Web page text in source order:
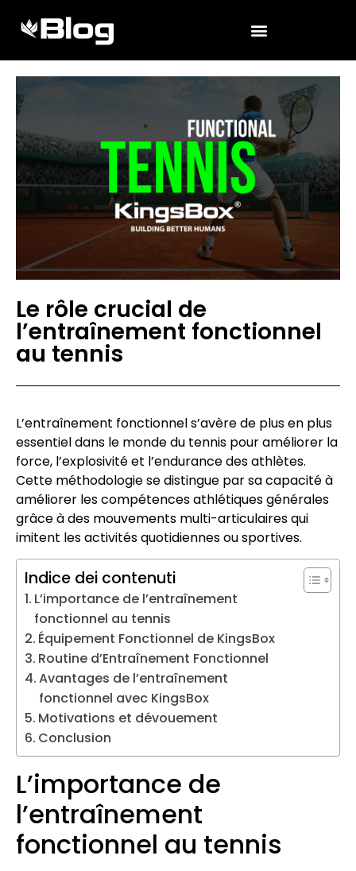
Le rôle crucial de
l’entraînement fonctionnel
au tennis
L’entraînement fonctionnel s’avère de plus en plus
essentiel dans le monde du tennis pour améliorer la
force, l’explosivité et l’endurance des athlètes.
Cette méthodologie se distingue par sa capacité à
améliorer les compétences athlétiques générales
grâce à des mouvements multi-articulaires qui
imitent les activités quotidiennes ou sportives.
Indice dei contenuti
L’importance de l’entraînement
fonctionnel au tennis
Équipement Fonctionnel de KingsBox
Routine d’Entraînement Fonctionnel
Avantages de l’entraînement
fonctionnel avec KingsBox
Motivations et dévouement
Conclusion
L’importance de
l’entraînement
fonctionnel au tennis